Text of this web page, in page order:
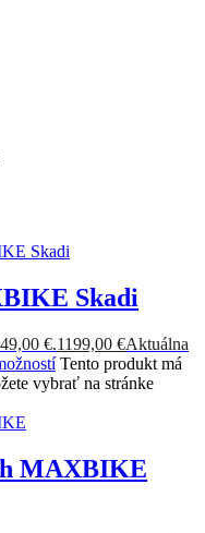
Skadi
€.1199,00 €Aktuálna
Tento produkt má
vybrať na stránke
MAXBIKE